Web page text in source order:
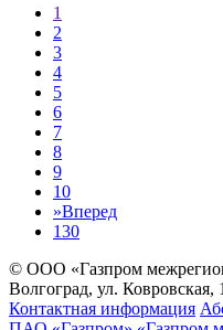
1
2
3
4
5
6
7
8
9
10
»Вперед
130
© ООО «Газпром
Волгоград, ул. Ковровская,
Контактная информация